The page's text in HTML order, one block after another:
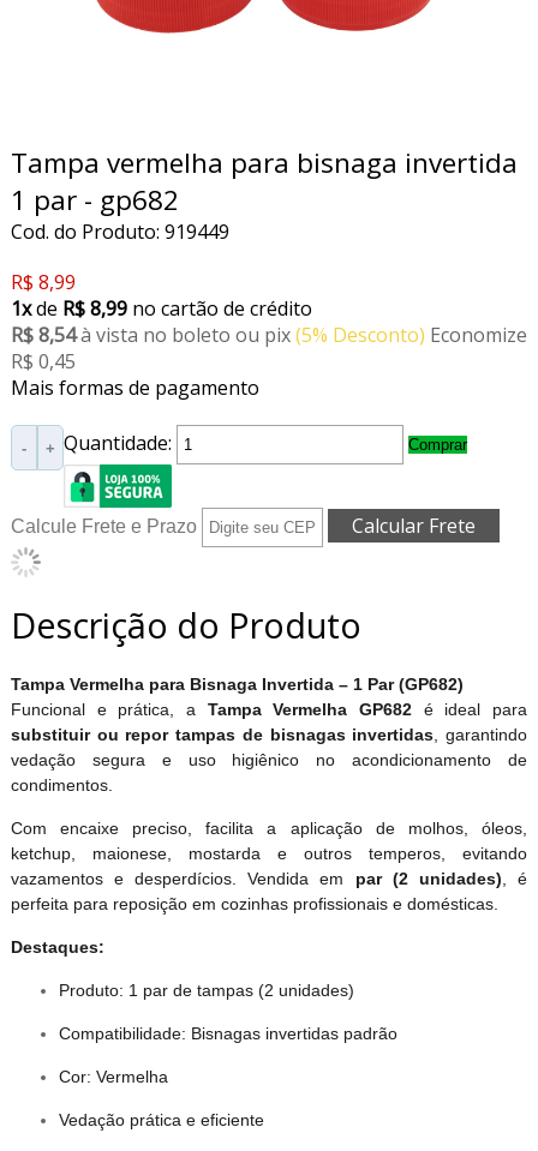
Tampa vermelha para bisnaga invertida
1 par - gp682
Cod. do Produto: 919449
R$ 8,99
1xde R$ 8,99 no cartão de crédito
R$ 8,54à vista no boleto ou pix(5% Desconto) Economize
R$ 0,45
Mais formas de pagamento
Quantidade:
- + Comprar
Calcule Frete e Prazo
Descrição do Produto
Tampa Vermelha para Bisnaga Invertida – 1 Par (GP682)
Funcional e prática, a Tampa Vermelha GP682 é ideal para
substituir ou repor tampas de bisnagas invertidas , garantindo
vedação segura e uso higiênico no acondicionamento de
condimentos.
Com encaixe preciso, facilita a aplicação de molhos, óleos,
ketchup, maionese, mostarda e outros temperos, evitando
vazamentos e desperdícios. Vendida em par (2 unidades) , é
perfeita para reposição em cozinhas profissionais e domésticas.
Destaques:
Produto: 1 par de tampas (2 unidades)
Compatibilidade: Bisnagas invertidas padrão
Cor: Vermelha
Vedação prática e eficiente